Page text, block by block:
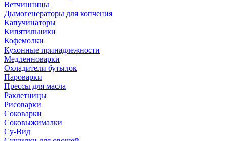
Ветчинницы
Дымогенераторы для копчения
Капучинаторы
Кипятильники
Кофемолки
Кухонные принадлежности
Медленноварки
Охладители бутылок
Пароварки
Прессы для масла
Раклетницы
Рисоварки
Соковарки
Соковыжималки
Су-Вид